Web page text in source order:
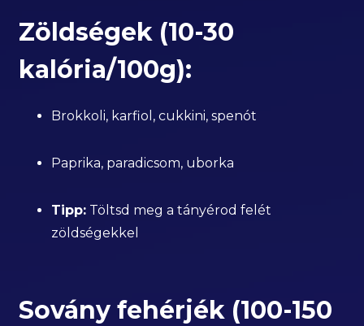
Zöldségek (10-30
kalória/100g):
Brokkoli, karfiol, cukkini, spenót
Paprika, paradicsom, uborka
Tipp: Töltsd meg a tányérod felét
zöldségekkel
Sovány fehérjék (100-150